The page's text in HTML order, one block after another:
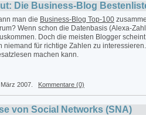
Die Business-Blog
man die Business-Blog Top-100
Wenn schon die Datenbasis (Alexa-
Doch die meisten Blogger
niemand für richtige Zahlen zu
machen kann.
März 2007. Kommentare (0)
von Social Networks (SNA)